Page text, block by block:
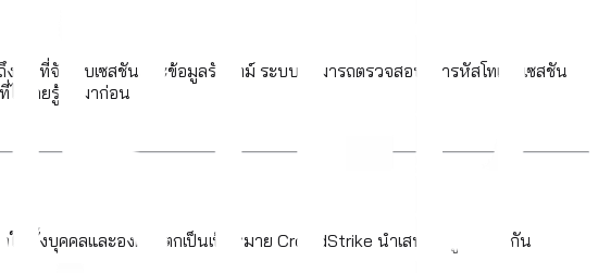
พื้นที่จัดเก็บเซสชันและข้อมูลรันไทม์ ระบบสามารถตรวจสอบ เข้ารหัสโทเค็นเซสชัน
ม่เคยรู้จักมาก่อน
ห้ทั้งบุคคลและองค์กรตกเป็นเป้าหมาย CrowdStrike นำเสนอโซลูชันป้องกัน